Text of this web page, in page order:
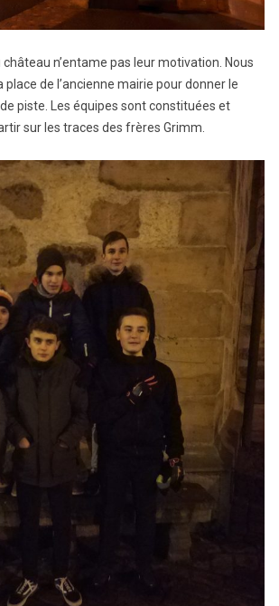
château n’entame pas leur motivation. Nous
de l’ancienne mairie pour donner le
piste. Les équipes sont constituées et
sur les traces des frères Grimm.